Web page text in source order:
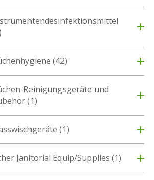
(42)
Reinigungsgeräte und
(1)
(1)
Janitorial Equip/Supplies (1)